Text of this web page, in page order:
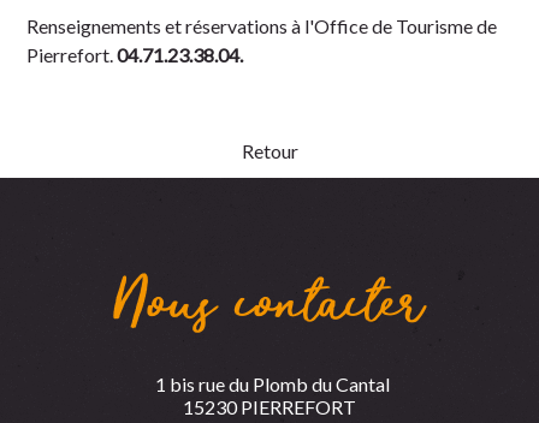
Renseignements et réservations à l'Office de Tourisme de
Pierrefort.04.71.23.38.04.
Retour
Nous contacter
1 bis rue du Plomb du Cantal
15230 PIERREFORT